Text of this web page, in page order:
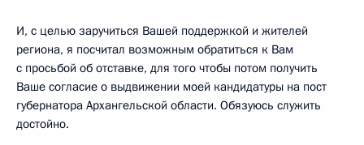
И, с целью заручиться Вашей поддержкой и жителей
региона, я посчитал возможным обратиться к Вам
с просьбой об отставке, для того чтобы потом получить
Ваше согласие о выдвижении моей кандидатуры на пост
губернатора Архангельской области. Обязуюсь служить
достойно.